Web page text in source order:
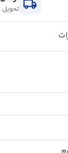
local_shipping